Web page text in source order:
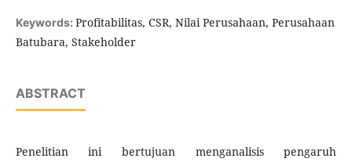
Keywords: Profitabilitas, CSR, Nilai Perusahaan, Perusahaan
Batubara, Stakeholder
ABSTRACT
Penelitian ini bertujuan menganalisis pengaruh